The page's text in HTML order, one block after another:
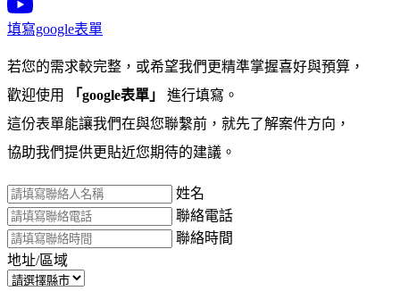
填寫google表單
若您的需求較完整，或希望我們更精準掌握喜好與預算，
歡迎使用
「google表單」
進行填寫。
這份表單能讓我們在與您聯繫前，就先了解案件方向，
協助我們提供更貼近您期待的建議。
姓名
聯絡電話
聯絡時間
地址/區域